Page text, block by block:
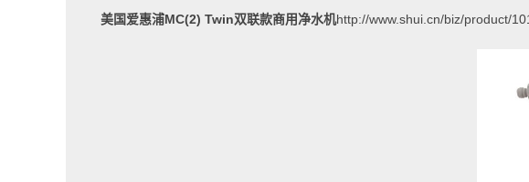
美国爱惠浦MC(2) Twin双联款商用净水机http://www.shui.cn/biz/product/